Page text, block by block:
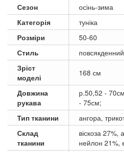
Сезон
осінь-зима
Категорія
туніка
Розміри
50-60
Стиль
повсякденний
Зріст
моделі
168 см
Довжина
рукава
р.50,52 -
- 75см;
Тип тканини
ангора,
Склад
тканини
віскоза
нейлон 21%,